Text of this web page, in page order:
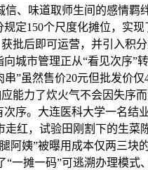
味道取师生间的感情羁
定150个尺度化摊位，实
批后即可运营，并引入积
城市管理正从“看见次序
”虽然售价20元但批发价
力了炊火气不会因失序
序。大连医科大学一名
红，试验田刚割下的生
姨”被曝用成本仅两三
摊一码”可逃溯办理模